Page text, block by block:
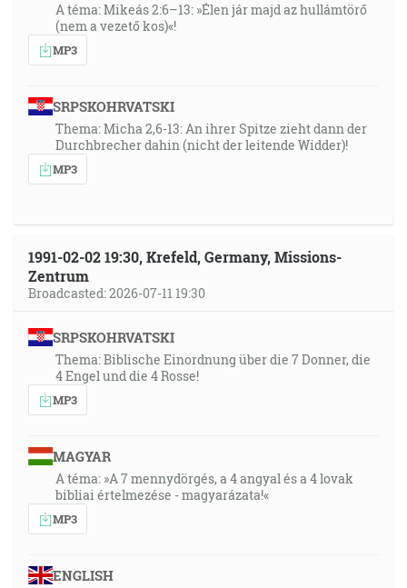
A téma: Mikeás 2:6–13: »Élen jár majd az hullámtörő
(nem a vezető kos)«!
MP3
SRPSKOHRVATSKI
Thema: Micha 2,6-13: An ihrer Spitze zieht dann der
Durchbrecher dahin (nicht der leitende Widder)!
MP3
1991-02-02 19:30, Krefeld, Germany, Missions-
Zentrum
Broadcasted: 2026-07-11 19:30
SRPSKOHRVATSKI
Thema: Biblische Einordnung über die 7 Donner, die
4 Engel und die 4 Rosse!
MP3
MAGYAR
A téma: »A 7 mennydörgés, a 4 angyal és a 4 lovak
bibliai értelmezése - magyarázata!«
MP3
ENGLISH